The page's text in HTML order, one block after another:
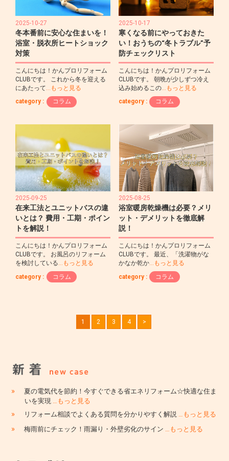
2025-10-27
冬本番前に安心な住まいを！
浴室・脱衣所ヒートショック
対策
こんにちは！かんプロリフォーム
CLUBです。 これから冬を迎える
にあたって
…もっと見る
category :
コラム
2025-10-17
寒くなる前にやっておきた
い！おうちの“冬トラブル”予
防チェックリスト
こんにちは！かんプロリフォーム
CLUBです。 朝晩が少しずつ冷え
込み始めるこの …もっと見る
category :
コラム
2025-09-25
在来工法とユニットバスの違
いとは？ 費用・工期・ポイン
トを解説！
こんにちは！かんプロリフォーム
CLUBです。 お風呂のリフォーム
を検討している…もっと見る
category :
コラム
2025-08-25
浴室暖房乾燥機は必要？メリ
ット・デメリットを徹底解
説！
こんにちは！かんプロリフォーム
CLUBです。 最近、「洗濯物がな
かなか乾か…もっと見る
category :
コラム
1 2 3 4 >
»
夏の電気代を節約！今すぐできる省エネリフォーム☆快適な住ま
いを実現
…もっと見る
» リフォーム相談でよくある質問を分かりやすく解説 …もっと見る
» 梅雨前にチェック！雨漏り・外壁劣化のサイン …もっと見る